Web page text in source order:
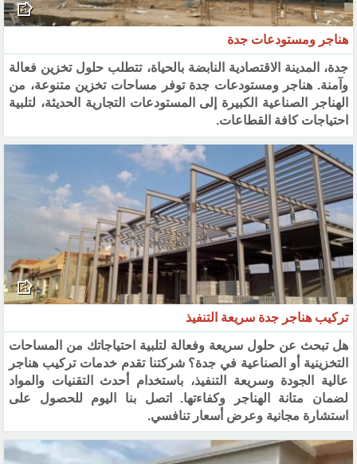
هناجر ومستودعات جدة
جدة، المدينة الاقتصادية النابضة بالحياة، تتطلب حلول تخزين فعالة
وآمنة. هناجر ومستودعات جدة توفر مساحات تخزين متنوعة، من
الهناجر الصناعية الكبيرة إلى المستودعات التجارية الحديثة، لتلبية
احتياجات كافة القطاعات.
تركيب هناجر جدة سريعة التنفيذ
هل تبحث عن حلول سريعة وفعالة لتلبية احتياجاتك من المساحات
التخزينية أو الصناعية في جدة؟ شركتنا تقدم خدمات تركيب هناجر
عالية الجودة وسريعة التنفيذ، باستخدام أحدث التقنيات والمواد
لضمان متانة الهناجر وكفاءتها. اتصل بنا اليوم للحصول على
استشارة مجانية وعرض أسعار تنافسي.